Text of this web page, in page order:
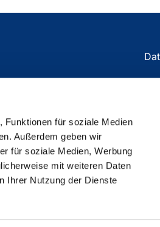
Funktionen für soziale Medien
Außerdem geben wir
für soziale Medien, Werbung
mit weiteren Daten
Ihrer Nutzung der Dienste